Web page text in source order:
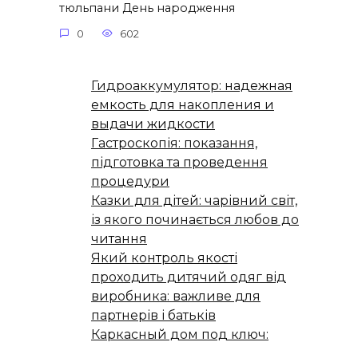
тюльпани День народження
0 602
Гидроаккумулятор: надежная
емкость для накопления и
выдачи жидкости
Гастроскопія: показання,
підготовка та проведення
процедури
Казки для дітей: чарівний світ,
із якого починається любов до
читання
Який контроль якості
проходить дитячий одяг від
виробника: важливе для
партнерів і батьків
Каркасный дом под ключ: